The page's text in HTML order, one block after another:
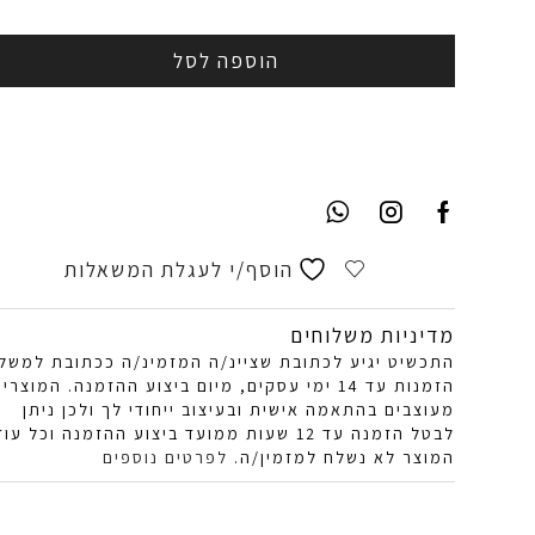
הוספה לסל
הוסף/י לעגלת המשאלות
מדיניות משלוחים
התכשיט יגיע לכתובת שציינ/ה המזמינ/ה ככתובת
הזמנות עד 14 ימי עסקים, מיום ביצוע ההזמנה.
מעוצבים בהתאמה אישית ובעיצוב ייחודי לך ולכן ניתן
לבטל הזמנה עד 12 שעות ממועד ביצוע ההזמנה וכל
המוצר לא נשלח למזמין/ה. לפרטים נוספים